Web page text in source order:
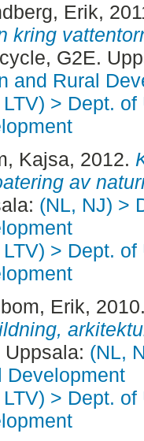
Erik,
kring
G2E.
and Rural
LTV) > Dept.
Kajsa, 2012.
av
(NL, NJ) >
LTV) > Dept.
Erik,
Uppsala: (NL,
Development
LTV) > Dept.